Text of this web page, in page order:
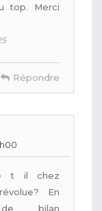
top. Merci
Répondre
t il chez
En
bilan